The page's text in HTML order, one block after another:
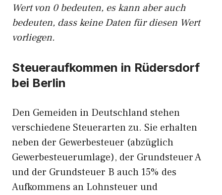
Wert von 0 bedeuten, es kann aber auch
bedeuten, dass keine Daten für diesen Wert
vorliegen.
Steueraufkommen in Rüdersdorf
bei Berlin
Den Gemeiden in Deutschland stehen
verschiedene Steuerarten zu. Sie erhalten
neben der Gewerbesteuer (abzüglich
Gewerbesteuerumlage), der Grundsteuer A
und der Grundsteuer B auch 15% des
Aufkommens an Lohnsteuer und